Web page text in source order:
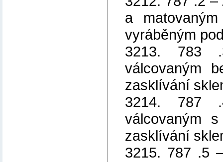
a
vyráběným
3213. 783
válcovaným
zasklívání
3214. 787
válcovaným
zasklívání
3215. 787 .5